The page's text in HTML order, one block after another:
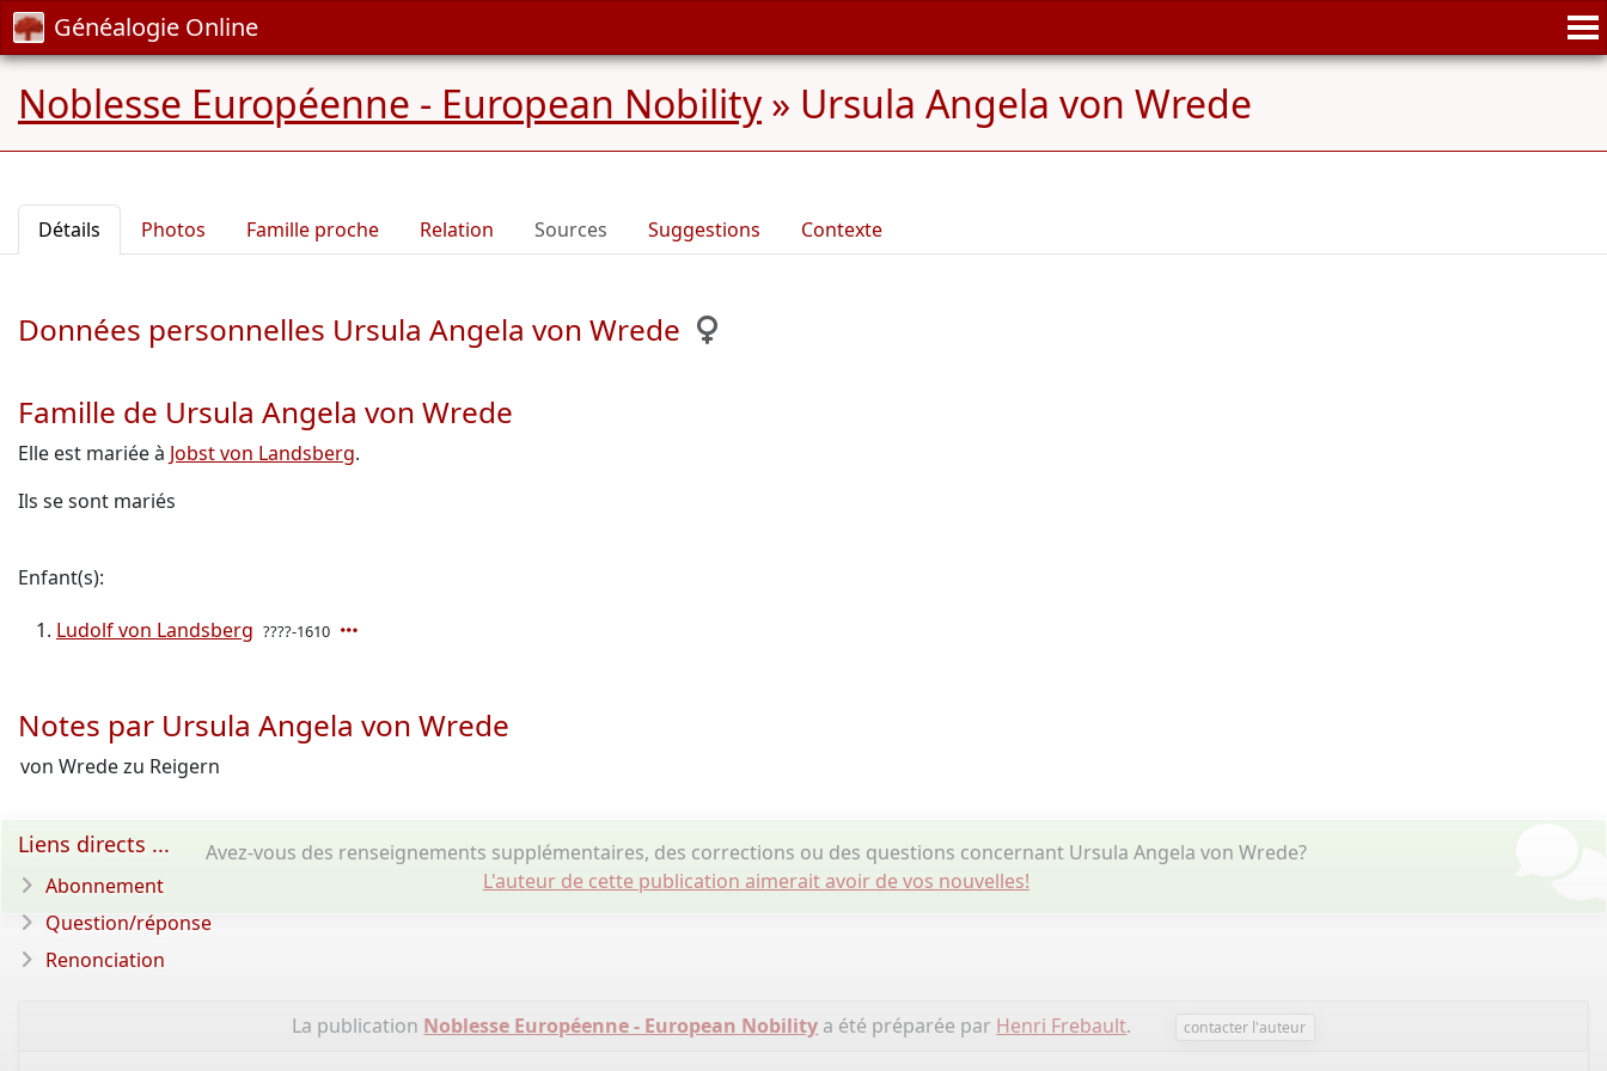
Généalogie Online
Noblesse Européenne - European Nobility» Ursula Angela von Wrede
Détails Photos Famille proche Relation Sources Suggestions Contexte
Données personnelles Ursula Angela von Wrede
Famille de Ursula Angela von Wrede
Elle est mariée à Jobst von Landsberg.
Ils se sont mariés
Enfant(s):
Ludolf von Landsberg ????-1610
Notes par Ursula Angela von Wrede
von Wrede zu Reigern
Avez-vous des renseignements supplémentaires, des corrections ou des questions concernant Ursula Angela von Wrede?
L'auteur de cette publication aimerait avoir de vos nouvelles!
La publication Noblesse Européenne - European Nobility a été préparée par Henri Frebault. contacter l'auteur
Liens directs ...
Abonnement
Question/réponse
Renonciation